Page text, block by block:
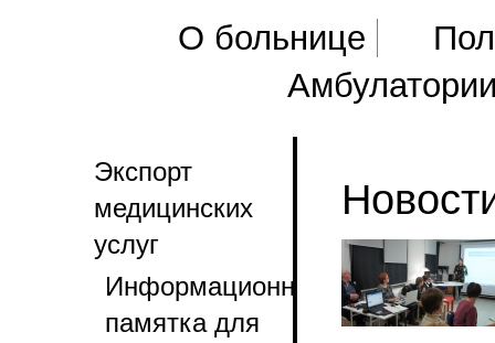
Главное меню
О больнице
Экспорт
медицинских
услуг
Информационная
памятка для